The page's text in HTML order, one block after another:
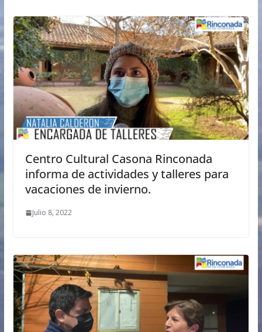
Centro Cultural Casona Rinconada
informa de actividades y talleres para
vacaciones de invierno.
Julio 8, 2022